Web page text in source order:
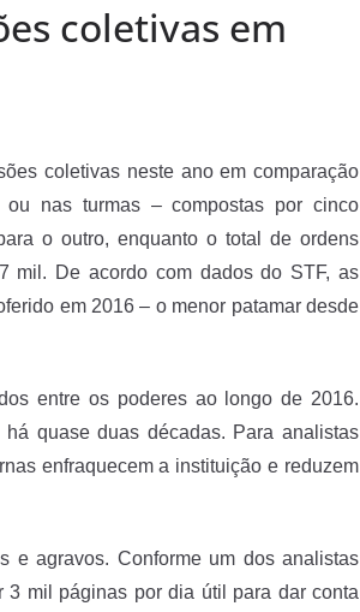
coletivas em
coletivas neste ano em comparação
nas turmas – compostas por cinco
o outro, enquanto o total de ordens
mil. De acordo com dados do STF, as
em 2016 – o menor patamar desde
entre os poderes ao longo de 2016.
quase duas décadas. Para analistas
enfraquecem a instituição e reduzem
e agravos. Conforme um dos analistas
mil páginas por dia útil para dar conta